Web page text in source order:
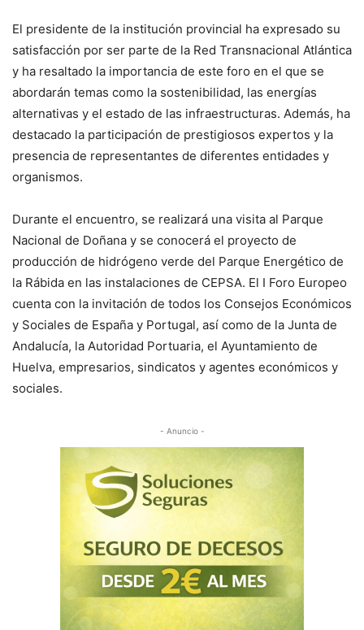
El presidente de la institución provincial ha expresado su
satisfacción por ser parte de la Red Transnacional Atlántica
y ha resaltado la importancia de este foro en el que se
abordarán temas como la sostenibilidad, las energías
alternativas y el estado de las infraestructuras. Además, ha
destacado la participación de prestigiosos expertos y la
presencia de representantes de diferentes entidades y
organismos.
Durante el encuentro, se realizará una visita al Parque
Nacional de Doñana y se conocerá el proyecto de
producción de hidrógeno verde del Parque Energético de
la Rábida en las instalaciones de CEPSA. El I Foro Europeo
cuenta con la invitación de todos los Consejos Económicos
y Sociales de España y Portugal, así como de la Junta de
Andalucía, la Autoridad Portuaria, el Ayuntamiento de
Huelva, empresarios, sindicatos y agentes económicos y
sociales.
- Anuncio -